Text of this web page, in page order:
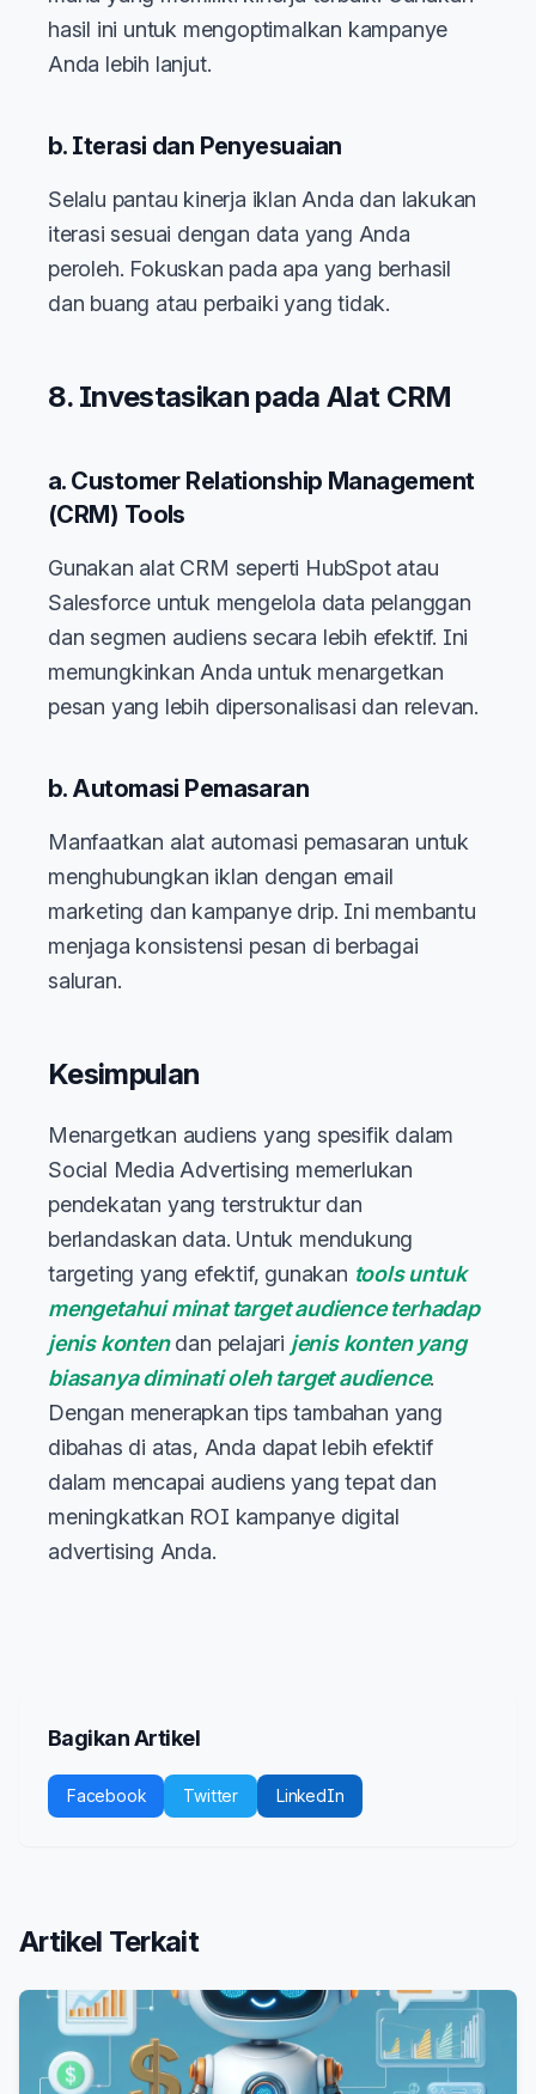
hasil ini untuk mengoptimalkan kampanye
Anda lebih lanjut.
b. Iterasi dan Penyesuaian
Selalu pantau kinerja iklan Anda dan lakukan
iterasi sesuai dengan data yang Anda
peroleh. Fokuskan pada apa yang berhasil
dan buang atau perbaiki yang tidak.
8. Investasikan pada Alat CRM
a. Customer Relationship Management
(CRM) Tools
Gunakan alat CRM seperti HubSpot atau
Salesforce untuk mengelola data pelanggan
dan segmen audiens secara lebih efektif. Ini
memungkinkan Anda untuk menargetkan
pesan yang lebih dipersonalisasi dan relevan.
b. Automasi Pemasaran
Manfaatkan alat automasi pemasaran untuk
menghubungkan iklan dengan email
marketing dan kampanye drip. Ini membantu
menjaga konsistensi pesan di berbagai
saluran.
Kesimpulan
Menargetkan audiens yang spesifik dalam
Social Media Advertising memerlukan
pendekatan yang terstruktur dan
berlandaskan data. Untuk mendukung
targeting yang efektif, gunakan tools untuk
mengetahui minat target audience terhadap
jenis kontendan pelajari jenis konten yang
biasanya diminati oleh target audience.
Dengan menerapkan tips tambahan yang
dibahas di atas, Anda dapat lebih efektif
dalam mencapai audiens yang tepat dan
meningkatkan ROI kampanye digital
advertising Anda.
Bagikan Artikel
Facebook Twitter LinkedIn
Artikel Terkait